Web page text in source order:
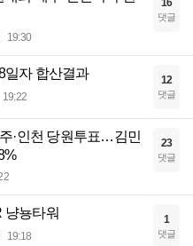
19:30
댓글
일자 합산결과
19:22
12
댓글
·인천 당원투표…김민
23
댓글
냥뇽타워
19:18
1
댓글